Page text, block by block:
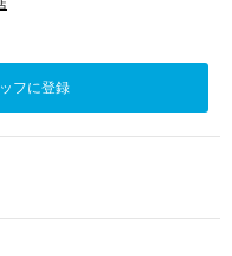
フに登録